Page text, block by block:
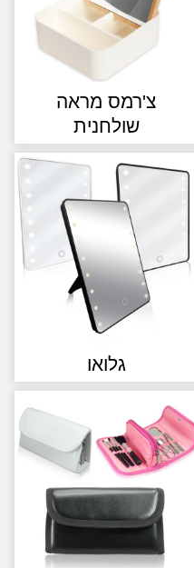
צ'רמס מראה
שולחנית